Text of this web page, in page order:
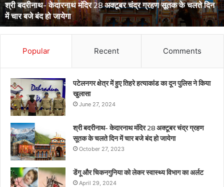
अर्लटApril 29, 2024
डेंगू और चिकनगुनिया को लेकर स्वास्थ्य विभाग का अर्लट
Popular Recent Comments
पटेलनगर क्षेत्र में हुए तिहरे हत्याकांड का दून पुलिस ने किया
खुलासा
June 27, 2024
श्री बदरीनाथ- केदारनाथ मंदिर 28 अक्टूबर चंद्र ग्रहण
सूतक के चलते दिन में चार बजे बंद हो जायेगा
October 27, 2023
डेंगू और चिकनगुनिया को लेकर स्वास्थ्य विभाग का अर्लट
April 29, 2024